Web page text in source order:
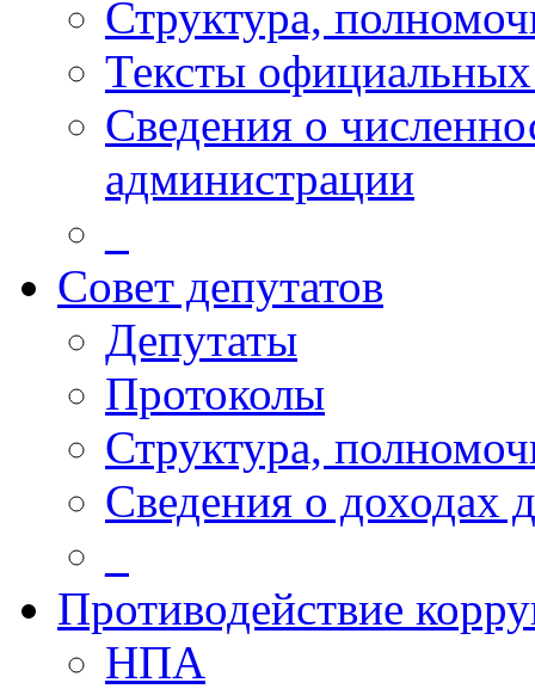
Структура,
Тексты
Сведения о
администрации
Совет депутатов
Депутаты
Протоколы
Структура,
Сведения о доходах
Противодействие
НПА